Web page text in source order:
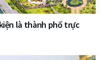
là thành phố trực